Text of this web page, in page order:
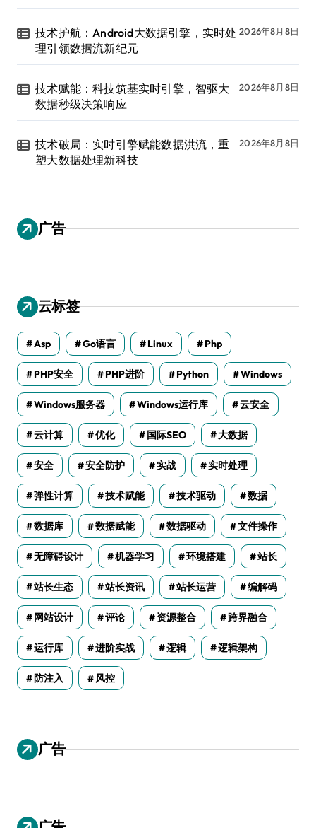
技术护航：Android大数据引擎，实时处
理引领数据流新纪元
2026年8月8日
技术赋能：科技筑基实时引擎，智驱大
数据秒级决策响应
2026年8月8日
技术破局：实时引擎赋能数据洪流，重
塑大数据处理新科技
2026年8月8日
广告
云标签
Asp Go语言 Linux Php
PHP安全 PHP进阶 Python Windows
Windows服务器 Windows运行库 云安全
云计算 优化 国际SEO 大数据
安全 安全防护 实战 实时处理
弹性计算 技术赋能 技术驱动 数据
数据库 数据赋能 数据驱动 文件操作
无障碍设计 机器学习 环境搭建 站长
站长生态 站长资讯 站长运营 编解码
网站设计 评论 资源整合 跨界融合
运行库 进阶实战 逻辑 逻辑架构
防注入 风控
广告